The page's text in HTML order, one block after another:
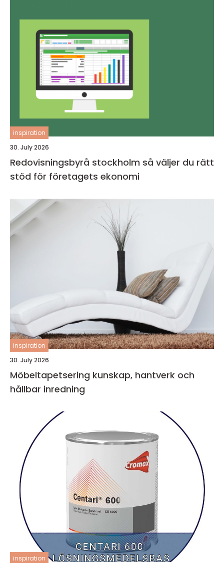
inspiration
30. July 2026
Redovisningsbyrå stockholm så väljer du rätt
stöd för företagets ekonomi
inspiration
30. July 2026
Möbeltapetsering kunskap, hantverk och
hållbar inredning
inspiration